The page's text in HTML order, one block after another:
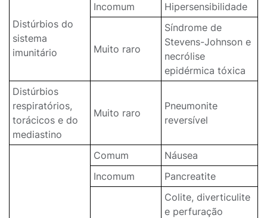
Distúrbios do
sistema
imunitário
Incomum Hipersensibilidade
Muito raro
Síndrome de
Stevens-Johnson e
necrólise
epidérmica tóxica
Distúrbios
respiratórios,
torácicos e do
mediastino
Muito raro
Pneumonite
reversível
Comum
Náusea
Incomum
Pancreatite
Colite, diverticulite
e perfuração